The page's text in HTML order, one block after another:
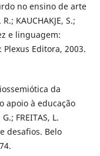
no ensino de arte
KAUCHAKJE, S.;
e linguagem:
Editora, 2003.
da
apoio à educação
FREITAS, L.
desafios. Belo